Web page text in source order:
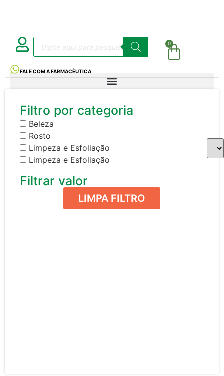
0
FALE COM A FARMACÊUTICA
Filtro por categoria
Beleza
Rosto
Limpeza e Esfoliação
Limpeza e Esfoliação
Filtrar valor
LIMPA FILTRO